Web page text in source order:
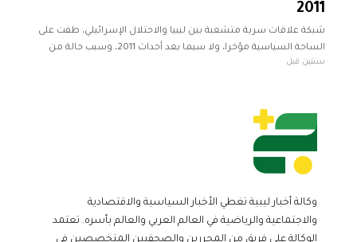
2011
شبكة علاقات سرية متشعبة بين ليبيا والاحتلال الإسرائيلي، طفت على
الساحة السياسية مؤخرا، ولا سيما بعد أحداث 2011، وسبب حالة من
الغضب على المستوى الشعبي والتوجس على المستوى الرسمي. هذه
سنتين قبل
وكالة أخبار ليبية تغطي الأخبار السياسية والاقتصادية
والاجتماعية والرياضية في العالم العربي والعالم بأسره. تعتمد
الوكالة على فريق من المحررين والصحفيين المتخصصين في